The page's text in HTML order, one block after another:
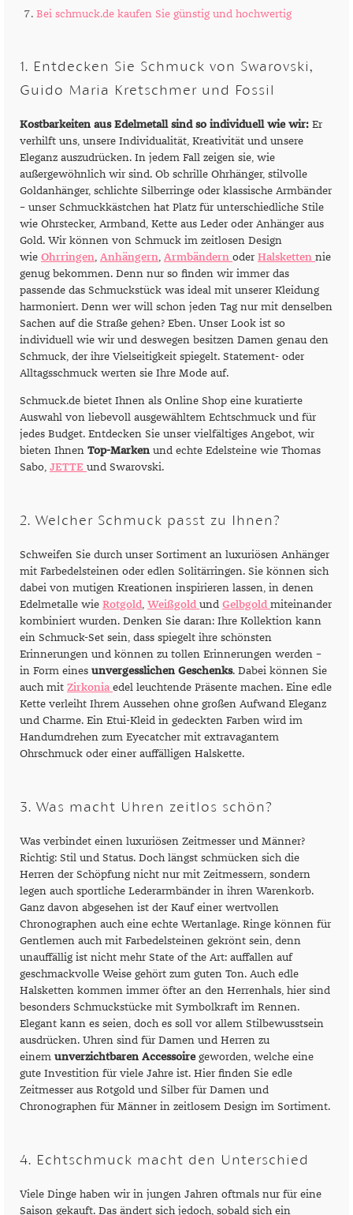
Bei schmuck.de kaufen Sie günstig und hochwertig
1. Entdecken Sie Schmuck von Swarovski,
Guido Maria Kretschmer und Fossil
Kostbarkeiten aus Edelmetall sind so individuell wie wir: Er
verhilft uns, unsere Individualität, Kreativität und unsere
Eleganz auszudrücken. In jedem Fall zeigen sie, wie
außergewöhnlich wir sind. Ob schrille Ohrhänger, stilvolle
Goldanhänger, schlichte Silberringe oder klassische Armbänder
– unser Schmuckkästchen hat Platz für unterschiedliche Stile
wie Ohrstecker, Armband, Kette aus Leder oder Anhänger aus
Gold. Wir können von Schmuck im zeitlosen Design
wie Ohrringen, Anhängern, Armbändern oder Halsketten nie
genug bekommen. Denn nur so finden wir immer das
passende das Schmuckstück was ideal mit unserer Kleidung
harmoniert. Denn wer will schon jeden Tag nur mit denselben
Sachen auf die Straße gehen? Eben. Unser Look ist so
individuell wie wir und deswegen besitzen Damen genau den
Schmuck, der ihre Vielseitigkeit spiegelt. Statement- oder
Alltagsschmuck werten sie Ihre Mode auf.
Schmuck.de bietet Ihnen als Online Shop eine kuratierte
Auswahl von liebevoll ausgewähltem Echtschmuck und für
jedes Budget. Entdecken Sie unser vielfältiges Angebot, wir
bieten Ihnen Top-Marken und echte Edelsteine wie Thomas
Sabo, JETTE und Swarovski.
2. Welcher Schmuck passt zu Ihnen?
Schweifen Sie durch unser Sortiment an luxuriösen Anhänger
mit Farbedelsteinen oder edlen Solitärringen. Sie können sich
dabei von mutigen Kreationen inspirieren lassen, in denen
Edelmetalle wie Rotgold, Weißgold und Gelbgold miteinander
kombiniert wurden. Denken Sie daran: Ihre Kollektion kann
ein Schmuck-Set sein, dass spiegelt ihre schönsten
Erinnerungen und können zu tollen Erinnerungen werden –
in Form eines unvergesslichen Geschenks. Dabei können Sie
auch mit Zirkonia edel leuchtende Präsente machen. Eine edle
Kette verleiht Ihrem Aussehen ohne großen Aufwand Eleganz
und Charme. Ein Etui-Kleid in gedeckten Farben wird im
Handumdrehen zum Eyecatcher mit extravagantem
Ohrschmuck oder einer auffälligen Halskette.
3. Was macht Uhren zeitlos schön?
Was verbindet einen luxuriösen Zeitmesser und Männer?
Richtig: Stil und Status. Doch längst schmücken sich die
Herren der Schöpfung nicht nur mit Zeitmessern, sondern
legen auch sportliche Lederarmbänder in ihren Warenkorb.
Ganz davon abgesehen ist der Kauf einer wertvollen
Chronographen auch eine echte Wertanlage. Ringe können für
Gentlemen auch mit Farbedelsteinen gekrönt sein, denn
unauffällig ist nicht mehr State of the Art: auffallen auf
geschmackvolle Weise gehört zum guten Ton. Auch edle
Halsketten kommen immer öfter an den Herrenhals, hier sind
besonders Schmuckstücke mit Symbolkraft im Rennen.
Elegant kann es seien, doch es soll vor allem Stilbewusstsein
ausdrücken. Uhren sind für Damen und Herren zu
einem unverzichtbaren Accessoiregeworden, welche eine
gute Investition für viele Jahre ist. Hier finden Sie edle
Zeitmesser aus Rotgold und Silber für Damen und
Chronographen für Männer in zeitlosem Design im Sortiment.
4. Echtschmuck macht den Unterschied
Viele Dinge haben wir in jungen Jahren oftmals nur für eine
Saison gekauft. Das ändert sich jedoch, sobald sich ein